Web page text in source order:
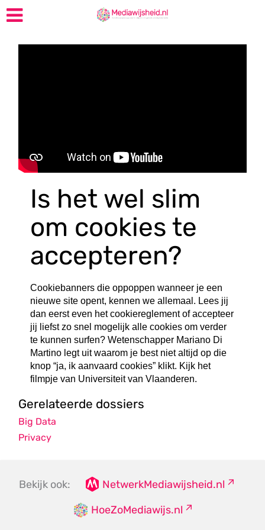
Is het wel slim
om cookies te
accepteren?
Cookiebanners die oppoppen wanneer je een
nieuwe site opent, kennen we allemaal. Lees jij
dan eerst even het cookiereglement of accepteer
jij liefst zo snel mogelijk alle cookies om verder
te kunnen surfen? Wetenschapper Mariano Di
Martino legt uit waarom je best niet altijd op die
knop “ja, ik aanvaard cookies” klikt. Kijk het
filmpje van Universiteit van Vlaanderen.
Gerelateerde dossiers
Big Data
Privacy
Bekijk ook:
NetwerkMediawijsheid.nl
HoeZoMediawijs.nl